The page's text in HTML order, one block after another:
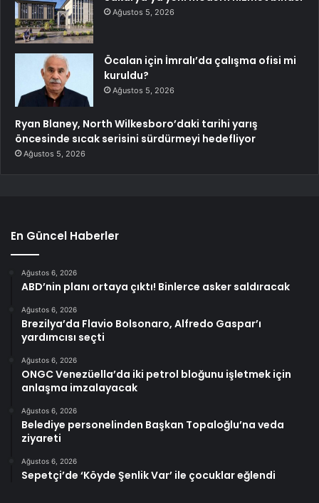
Ağustos 5, 2026
Öcalan için İmralı’da çalışma ofisi mi
kuruldu?
Ağustos 5, 2026
Ryan Blaney, North Wilkesboro’daki tarihi yarış
öncesinde sıcak serisini sürdürmeyi hedefliyor
Ağustos 5, 2026
En Güncel Haberler
Ağustos 6, 2026
ABD’nin planı ortaya çıktı! Binlerce asker saldıracak
Ağustos 6, 2026
Brezilya’da Flavio Bolsonaro, Alfredo Gaspar’ı
yardımcısı seçti
Ağustos 6, 2026
ONGC Venezüella’da iki petrol bloğunu işletmek için
anlaşma imzalayacak
Ağustos 6, 2026
Belediye personelinden Başkan Topaloğlu’na veda
ziyareti
Ağustos 6, 2026
Sepetçi’de ‘Köyde Şenlik Var’ ile çocuklar eğlendi